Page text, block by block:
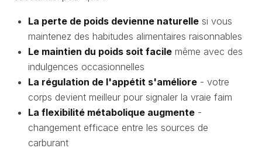
La perte de poids devienne naturelle si vous
maintenez des habitudes alimentaires raisonnables
Le maintien du poids soit facile même avec des
indulgences occasionnelles
La régulation de l'appétit s'améliore - votre
corps devient meilleur pour signaler la vraie faim
La flexibilité métabolique augmente -
changement efficace entre les sources de
carburant